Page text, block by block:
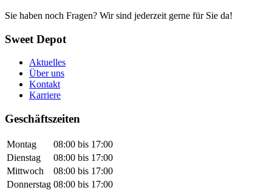
Sie haben noch Fragen? Wir sind jederzeit gerne für Sie da!
Sweet Depot
Aktuelles
Über uns
Kontakt
Karriere
Geschäftszeiten
Montag
08:00 bis 17:00
Dienstag
08:00 bis 17:00
Mittwoch
08:00 bis 17:00
Donnerstag 08:00 bis 17:00